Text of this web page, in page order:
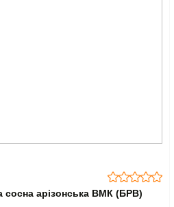
сосна арізонська ВМК (БРВ)